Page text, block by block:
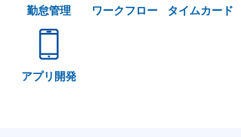
勤怠管理 ワークフロー タイムカード
アプリ開発